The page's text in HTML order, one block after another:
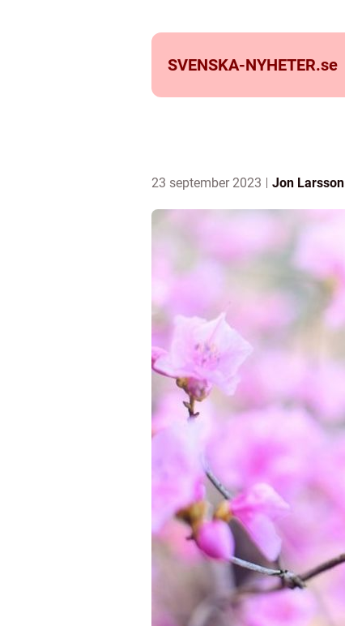
SVENSKA-NYHETER.se
23 september 2023 Jon Larsson